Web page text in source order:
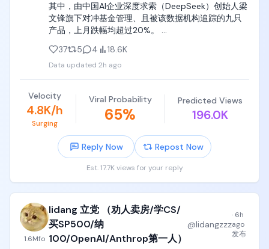
其中，由中国AI企业深度求索（DeepSeek）创始人梁
文锋旗下对冲基金管理、且被该数据机构追踪的九只
产品，上月跌幅均超过20%。
https://t.co/yGqMLgmXJ5
37 5 4 18.6K
Data updated 2h ago
Velocity
4.8K/h
Surging
Viral Probability
65%
Predicted Views
196.0K
Reply Now Repost Now
Est. 17.7K views for your reply
1.6Mfo
lidang 立党 （劝人卖房/学CS/
买SP500/纳
100/OpenAI/Anthrop第一人）
@lidangzzz
· 6h
ago
发布